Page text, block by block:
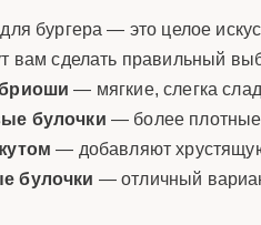
бургера — это целое
вам сделать правильный
— мягкие, слегка
булочки — более
— добавляют
булочки — отличный